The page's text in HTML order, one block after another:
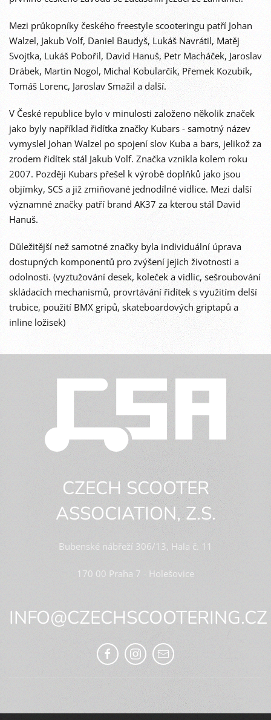
Mezi průkopníky českého freestyle scooteringu patří Johan
Walzel, Jakub Volf, Daniel Baudyš, Lukáš Navrátil, Matěj
Svojtka, Lukáš Pobořil, David Hanuš, Petr Macháček, Jaroslav
Drábek, Martin Nogol, Michal Kobularčík, Přemek Kozubík,
Tomáš Lorenc, Jaroslav Smažil a další.
V České republice bylo v minulosti založeno několik značek
jako byly například řidítka značky Kubars - samotný název
vymyslel Johan Walzel po spojení slov Kuba a bars, jelikož za
zrodem řidítek stál Jakub Volf. Značka vznikla kolem roku
2007. Později Kubars přešel k výrobě doplňků jako jsou
objímky, SCS a již zmiňované jednodílné vidlice. Mezi další
významné značky patří brand AK37 za kterou stál David
Hanuš.
Důležitější než samotné značky byla individuální úprava
dostupných komponentů pro zvýšení jejich životnosti a
odolnosti. (vyztužování desek, koleček a vidlic, sešroubování
skládacích mechanismů, provrtávání řidítek s využitím delší
trubice, použití BMX gripů, skateboardových griptapů a
inline ložisek)
CZECH SCOOTER
ASSOCIATION, Z.S.
Bubenské nábřeží 306/13, Hala č. 11
170 00 Praha 7 - Holešovice
INFO@CZECHSCOOTERING.CZ